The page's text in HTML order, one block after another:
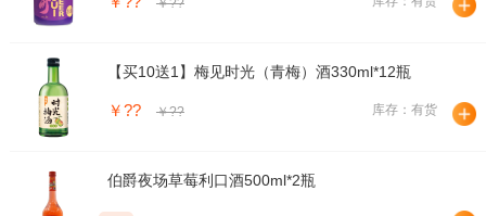
【买10送1】梅见时光（青梅）酒330ml*12瓶
￥?? ￥?? 库存：有货
伯爵夜场草莓利口酒500ml*2瓶